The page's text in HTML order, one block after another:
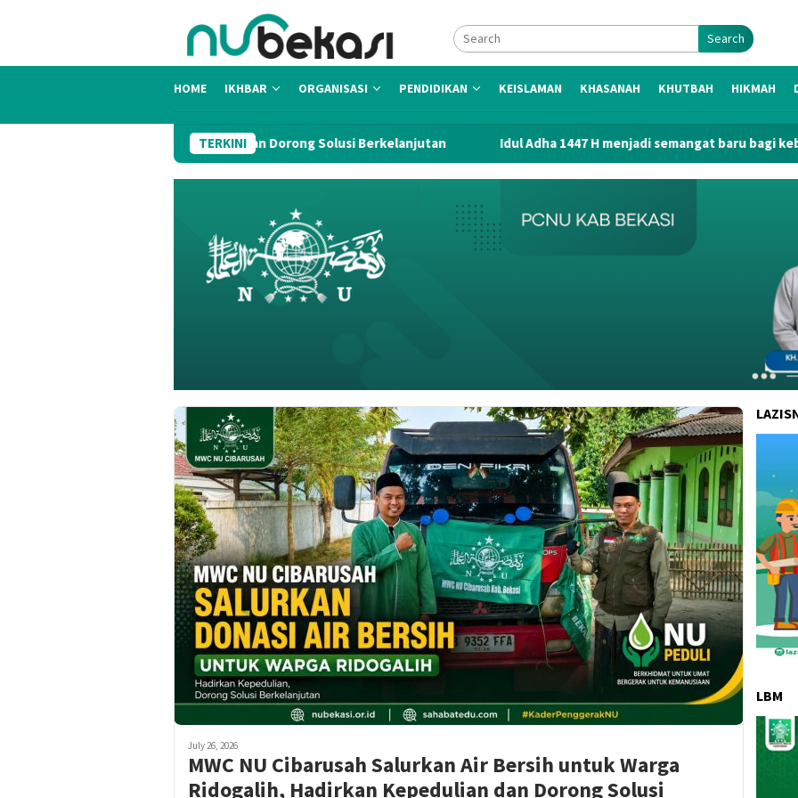
Search
HOME IKHBAR ORGANISASI PENDIDIKAN KEISLAMAN KHASANAH KHUTBAH HIKMAH
TERKINI
Kepedulian dan Dorong Solusi Berkelanjutan Idul Adha 1447 H menjadi semangat baru bagi kebangkitan
July 26, 2026
MWC NU Cibarusah Salurkan Air Bersih untuk Warga
Ridogalih, Hadirkan Kepedulian dan Dorong Solusi
LBM